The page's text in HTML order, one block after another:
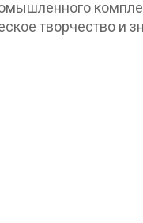
творчество